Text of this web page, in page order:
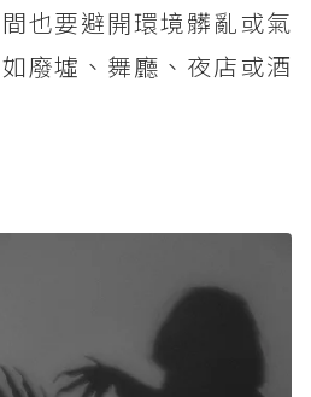
也要避開環境髒亂或氣
廢墟、舞廳、夜店或酒